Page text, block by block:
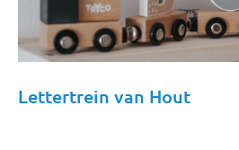
Lettertrein van Hout